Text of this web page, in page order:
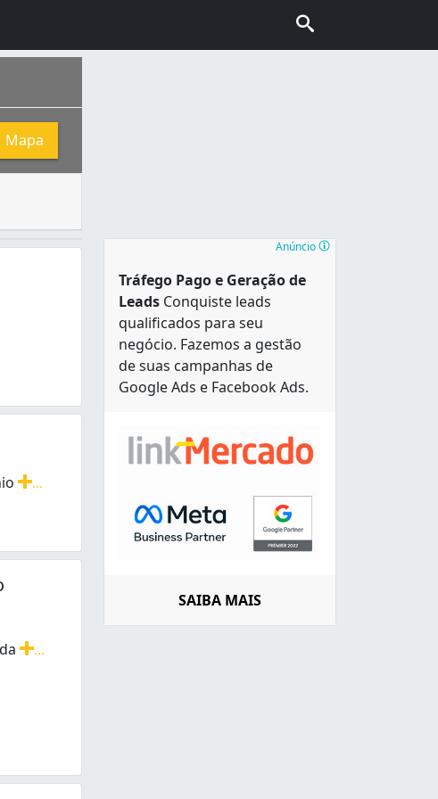
Mapa
Para Soldagem Mig/mag, Tig
Anúncio
Tráfego Pago e Geração de
Leads Conquiste leads
qualificados para seu
negócio. Fazemos a gestão
de suas campanhas de
Google Ads e Facebook Ads.
SAIBA MAIS